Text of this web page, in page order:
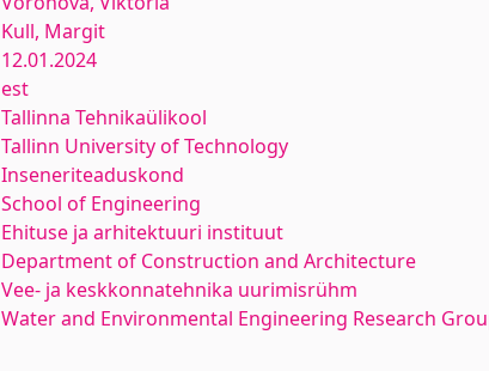
Kull, Margit
12.01.2024
est
Tallinna Tehnikaülikool
Tallinn University of Technology
Inseneriteaduskond
School of Engineering
Ehituse ja arhitektuuri instituut
Department of Construction and Architecture
Vee- ja keskkonnatehnika uurimisrühm
Water and Environmental Engineering Research